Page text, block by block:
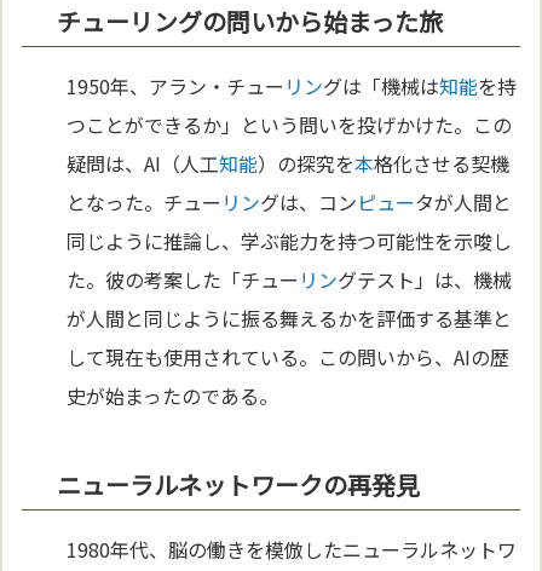
チューリングの問いから始まった旅
1950年、アラン・チュー リングは「機械は知能を持
つことができるか」という問いを投げかけた。この
疑問は、AI（人工知能）の探究を本格化させる契機
となった。チュー リングは、コンピュータが人間と
同じように推論し、学ぶ能力を持つ可能性を示唆し
た。彼の考案した「チュー リングテスト」は、機械
が人間と同じように振る舞えるかを評価する基準と
して現在も使用されている。この問いから、AIの歴
史が始まったのである。
ニューラルネットワークの再発見
1980年代、脳の働きを模倣したニューラルネットワ